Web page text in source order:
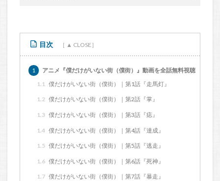
目次
1
アニメ『僕だけがいない街（僕街）』動画を全話無料視聴
1.1 僕だけがいない街（僕街）｜第1話『走馬灯』
1.2 僕だけがいない街（僕街）｜第2話『掌』
1.3 僕だけがいない街（僕街）｜第3話『痣』
1.4 僕だけがいない街（僕街）｜第4話『達成』
1.5 僕だけがいない街（僕街）｜第5話『逃走』
1.6 僕だけがいない街（僕街）｜第6話『死神』
1.7 僕だけがいない街（僕街）｜第7話『暴走』